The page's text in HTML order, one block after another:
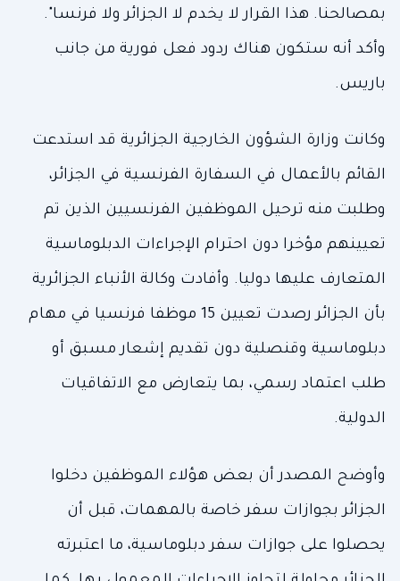
بمصالحنا. هذا القرار لا يخدم لا الجزائر ولا فرنسا".
وأكد أنه ستكون هناك ردود فعل فورية من جانب
باريس.
وكانت وزارة الشؤون الخارجية الجزائرية قد استدعت
القائم بالأعمال في السفارة الفرنسية في الجزائر،
وطلبت منه ترحيل الموظفين الفرنسيين الذين تم
تعيينهم مؤخرا دون احترام الإجراءات الدبلوماسية
المتعارف عليها دوليا. وأفادت وكالة الأنباء الجزائرية
بأن الجزائر رصدت تعيين 15 موظفا فرنسيا في مهام
دبلوماسية وقنصلية دون تقديم إشعار مسبق أو
طلب اعتماد رسمي، بما يتعارض مع الاتفاقيات
الدولية.
وأوضح المصدر أن بعض هؤلاء الموظفين دخلوا
الجزائر بجوازات سفر خاصة بالمهمات، قبل أن
يحصلوا على جوازات سفر دبلوماسية، ما اعتبرته